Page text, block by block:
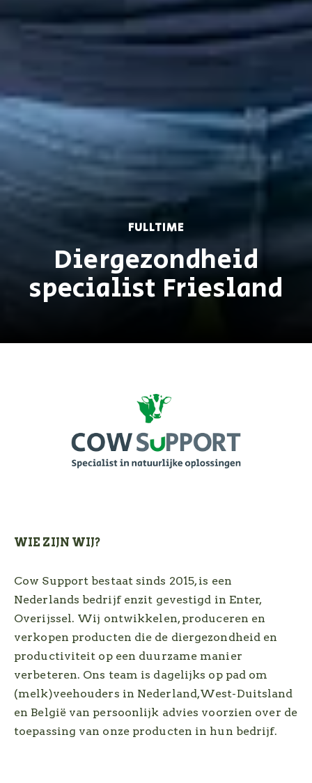
FULLTIME
Diergezondheid
specialist Friesland
WIE ZIJN WIJ?
Cow Support bestaat sinds 2015, is een
Nederlands bedrijf enzit gevestigd in Enter,
Overijssel. Wij ontwikkelen, produceren en
verkopen producten die de diergezondheid en
productiviteit op een duurzame manier
verbeteren. Ons team is dagelijks op pad om
(melk)veehouders in Nederland,West-Duitsland
en België van persoonlijk advies voorzien over de
toepassing van onze producten in hun bedrijf.